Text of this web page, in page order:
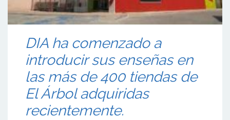
DIA ha comenzado a
introducir sus enseñas en
las más de 400 tiendas de
El Árbol adquiridas
recientemente.